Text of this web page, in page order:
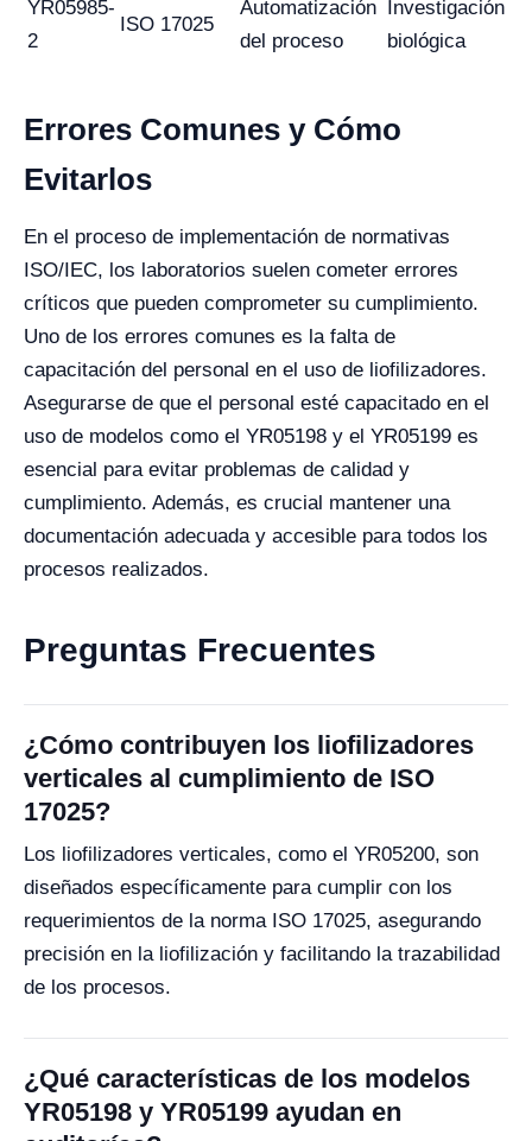
YR05985-
2
ISO 17025
Automatización
del proceso
Investigación
biológica
Errores Comunes y Cómo
Evitarlos
En el proceso de implementación de normativas
ISO/IEC, los laboratorios suelen cometer errores
críticos que pueden comprometer su cumplimiento.
Uno de los errores comunes es la falta de
capacitación del personal en el uso de liofilizadores.
Asegurarse de que el personal esté capacitado en el
uso de modelos como el YR05198 y el YR05199 es
esencial para evitar problemas de calidad y
cumplimiento. Además, es crucial mantener una
documentación adecuada y accesible para todos los
procesos realizados.
Preguntas Frecuentes
¿Cómo contribuyen los liofilizadores
verticales al cumplimiento de ISO
17025?
Los liofilizadores verticales, como el YR05200, son
diseñados específicamente para cumplir con los
requerimientos de la norma ISO 17025, asegurando
precisión en la liofilización y facilitando la trazabilidad
de los procesos.
¿Qué características de los modelos
YR05198 y YR05199 ayudan en